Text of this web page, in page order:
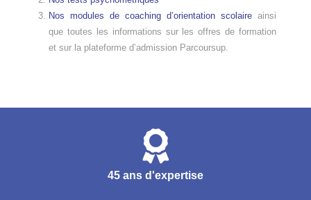
Nos modules de coaching d’orientation scolaireainsi
que toutes les informations sur les offres de formation
et sur la plateforme d’admission Parcoursup.
45 ans d'expertise